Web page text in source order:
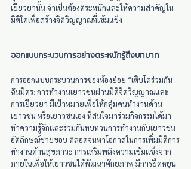
เยียวยานั้น จำเป็นต้องตระหนักและให้ความสำคัญใน
มิติใดเพื่อสร้างจิตวิญญาณที่เข้มแข็ง
ออกแบบกระบวนการอย่างตระหนักรู้ถึงบทบาท
การออกแบบกระบวนการของห้องย่อย “เติบโตร่วมกัน
ฉันมิตร: การทำงานเยาวชนผ่านมิติจิตวิญญาณและ
การเยียวยา มีเป้าหมายเพื่อให้กลุ่มคนทำงานด้าน
เยาวชน หรือเยาวชนเอง ที่สนใจมาร่วมกิจกรรมได้มา
ทำความรู้จักและร่วมกันทบทวนการทำงานกับเยาวชน
อัตลักษณ์ชายขอบ ตลอดจนหาโอกาสในการเพิ่มมิติการ
ทำงานด้านสุขภาวะ การเสริมพลังความเข้มแข็งจาก
ภายในเพื่อให้เยาวชนได้พัฒนาศักยภาพ มีการยืดหยุ่น